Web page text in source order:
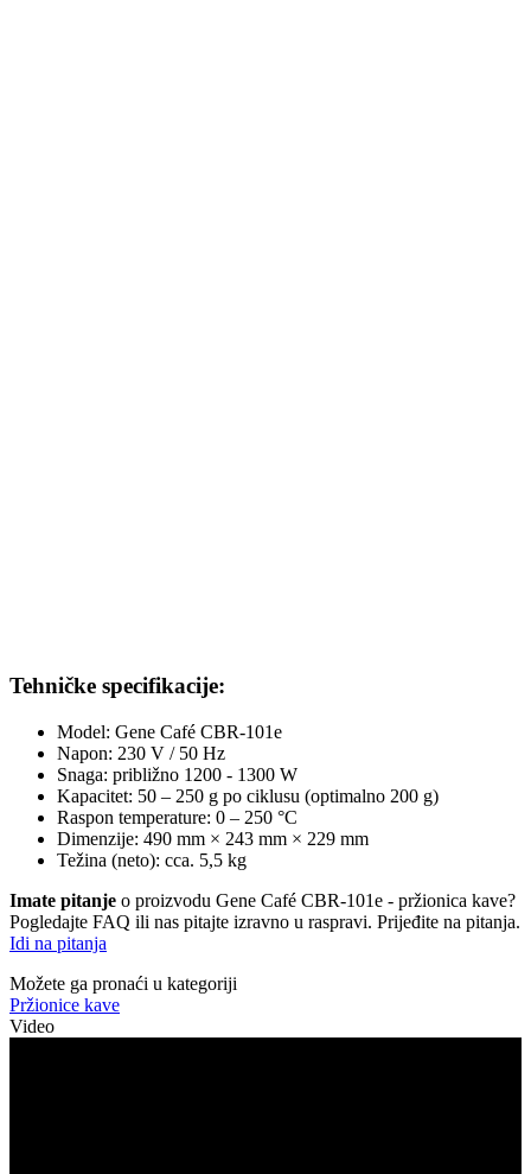
Tehničke specifikacije:
Model: Gene Café CBR-101e
Napon: 230 V / 50 Hz
Snaga: približno 1200 - 1300 W
Kapacitet: 50 – 250 g po ciklusu (optimalno 200 g)
Raspon temperature: 0 – 250 °C
Dimenzije: 490 mm × 243 mm × 229 mm
Težina (neto): cca. 5,5 kg
Imate pitanje o proizvodu Gene Café CBR-101e - pržionica kave?
Pogledajte FAQ ili nas pitajte izravno u raspravi. Prijeđite na pitanja.
Idi na pitanja
Možete ga pronaći u kategoriji
Pržionice kave
Video